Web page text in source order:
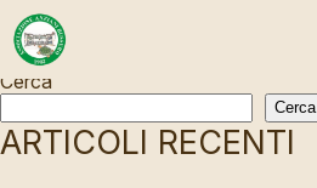
NOTHING FOUND
Cerca
Cerca
ARTICOLI RECENTI